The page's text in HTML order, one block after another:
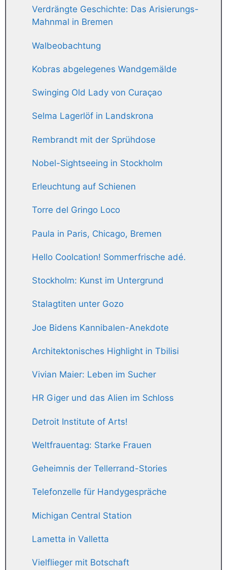
Verdrängte Geschichte: Das Arisierungs-
Mahnmal in Bremen
Walbeobachtung
Kobras abgelegenes Wandgemälde
Swinging Old Lady von Curaçao
Selma Lagerlöf in Landskrona
Rembrandt mit der Sprühdose
Nobel-Sightseeing in Stockholm
Erleuchtung auf Schienen
Torre del Gringo Loco
Paula in Paris, Chicago, Bremen
Hello Coolcation! Sommerfrische adé.
Stockholm: Kunst im Untergrund
Stalagtiten unter Gozo
Joe Bidens Kannibalen-Anekdote
Architektonisches Highlight in Tbilisi
Vivian Maier: Leben im Sucher
HR Giger und das Alien im Schloss
Detroit Institute of Arts!
Weltfrauentag: Starke Frauen
Geheimnis der Tellerrand-Stories
Telefonzelle für Handygespräche
Michigan Central Station
Lametta in Valletta
Vielflieger mit Botschaft